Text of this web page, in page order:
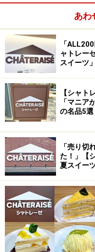
1. 「宇治抹茶ミ
「宇治抹茶ミルクプリン
まずご紹介するのは、
（税込）。シャトレー
が多いのですが、こち
を使用したプリンです。
上品な甘さのつるんと食
リームが抜群の相性です
ひと口食べると、抹茶
リンは、やわらかめの
プリンの上には、こし
あわ
「
ャトレー
スイーツ
【シャト
「マニア
の名品5選
「売り切
た！」【
夏スイー